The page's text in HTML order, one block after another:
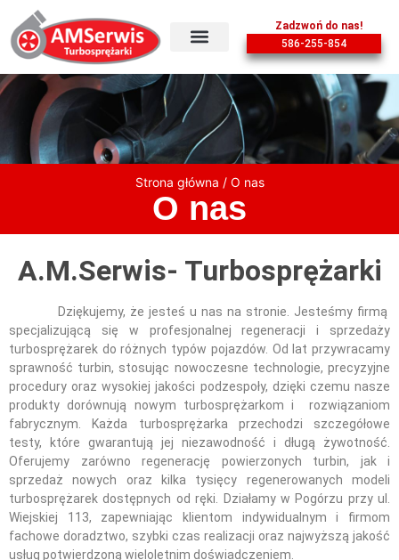
Zadzwoń do nas!
586-255-854
Strona główna / O nas
O nas
A.M.Serwis- Turbosprężarki
Dziękujemy, że jesteś u nas na stronie. Jesteśmy firmą
specjalizującą się w profesjonalnej regeneracji i sprzedaży
turbosprężarek do różnych typów pojazdów. Od lat przywracamy
sprawność turbin, stosując nowoczesne technologie, precyzyjne
procedury oraz wysokiej jakości podzespoły, dzięki czemu nasze
produkty dorównują nowym turbosprężarkom i rozwiązaniom
fabrycznym. Każda turbosprężarka przechodzi szczegółowe
testy, które gwarantują jej niezawodność i długą żywotność.
Oferujemy zarówno regenerację powierzonych turbin, jak i
sprzedaż nowych oraz kilka tysięcy regenerowanych modeli
turbosprężarek dostępnych od ręki. Działamy w Pogórzu przy ul.
Wiejskiej 113, zapewniając klientom indywidualnym i firmom
fachowe doradztwo, szybki czas realizacji oraz najwyższą jakość
usług potwierdzoną wieloletnim doświadczeniem.